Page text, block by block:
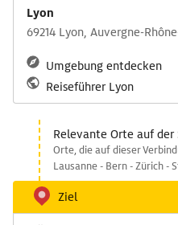
Lyon
69214 Lyon, Auvergne-
Umgebung entdecken
Reiseführer Lyon
Relevante Orte auf der
Orte, die auf dieser
Lausanne - Bern - Zürich -
Ziel